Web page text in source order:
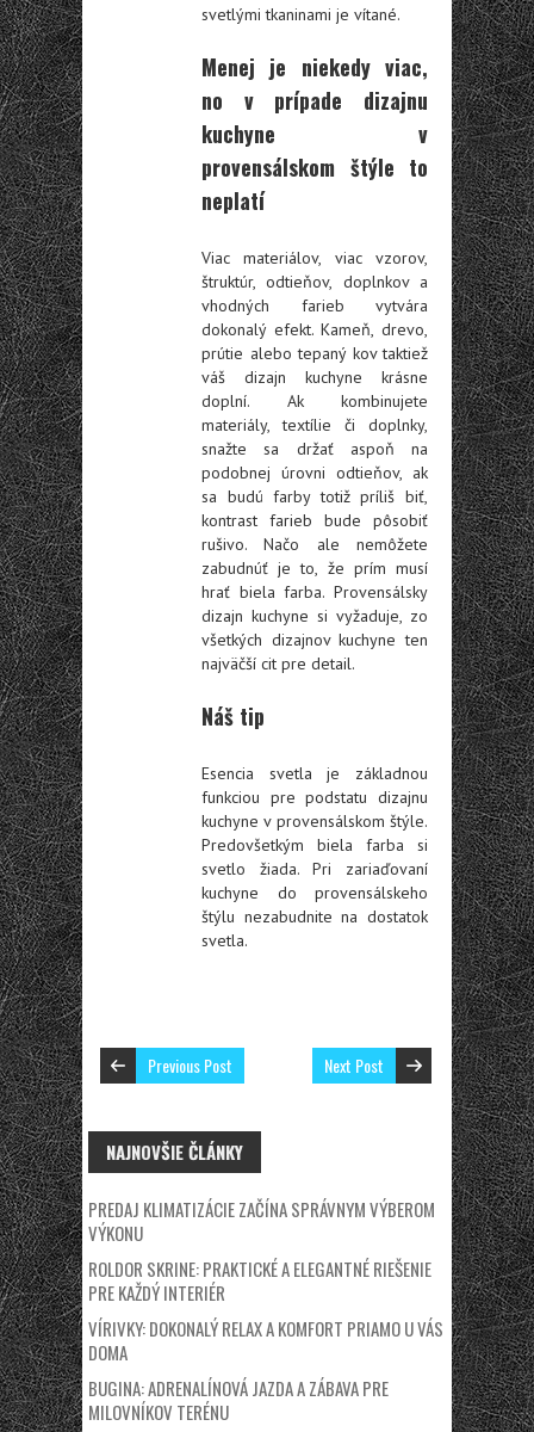
svetlými tkaninami je vítané.
Menej je niekedy viac,
no v prípade dizajnu
kuchyne v
provensálskom štýle to
neplatí
Viac materiálov, viac vzorov,
štruktúr, odtieňov, doplnkov a
vhodných farieb vytvára
dokonalý efekt. Kameň, drevo,
prútie alebo tepaný kov taktiež
váš dizajn kuchyne krásne
doplní. Ak kombinujete
materiály, textílie či doplnky,
snažte sa držať aspoň na
podobnej úrovni odtieňov, ak
sa budú farby totiž príliš biť,
kontrast farieb bude pôsobiť
rušivo. Načo ale nemôžete
zabudnúť je to, že prím musí
hrať biela farba. Provensálsky
dizajn kuchyne si vyžaduje, zo
všetkých dizajnov kuchyne ten
najväčší cit pre detail.
Náš tip
Esencia svetla je základnou
funkciou pre podstatu dizajnu
kuchyne v provensálskom štýle.
Predovšetkým biela farba si
svetlo žiada. Pri zariaďovaní
kuchyne do provensálskeho
štýlu nezabudnite na dostatok
svetla.
Previous Post Next Post
NAJNOVŠIE ČLÁNKY
PREDAJ KLIMATIZÁCIE ZAČÍNA SPRÁVNYM VÝBEROM
VÝKONU
ROLDOR SKRINE: PRAKTICKÉ A ELEGANTNÉ RIEŠENIE
PRE KAŽDÝ INTERIÉR
VÍRIVKY: DOKONALÝ RELAX A KOMFORT PRIAMO U VÁS
DOMA
BUGINA: ADRENALÍNOVÁ JAZDA A ZÁBAVA PRE
MILOVNÍKOV TERÉNU